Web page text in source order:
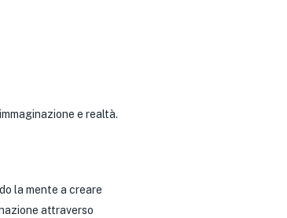
e realtà.
la mente a creare
attraverso